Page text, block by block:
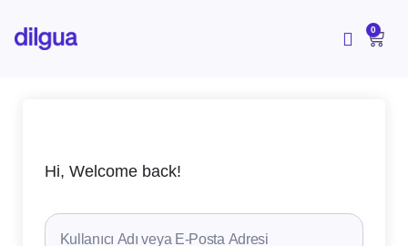
atla
0
Hi, Welcome back!